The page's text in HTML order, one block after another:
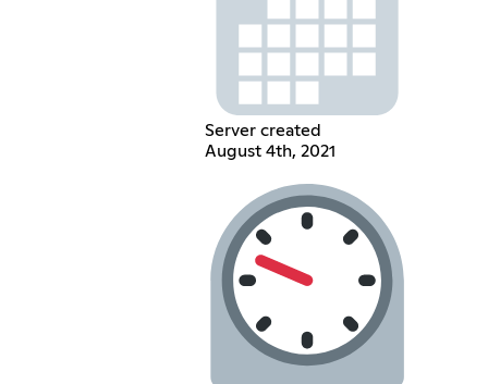
Server created
August 4th, 2021